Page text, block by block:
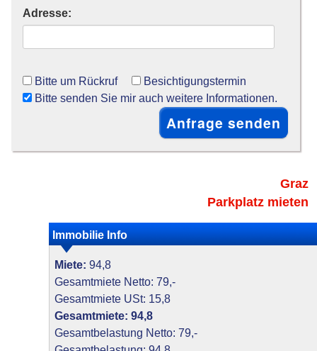
Adresse:
Bitte um Rückruf
Besichtigungstermin
Bitte senden Sie mir auch weitere Informationen.
Graz
Parkplatz mieten
Immobilie Info
Miete: 94,8
Gesamtmiete Netto: 79,-
Gesamtmiete USt: 15,8
Gesamtmiete: 94,8
Gesamtbelastung Netto: 79,-